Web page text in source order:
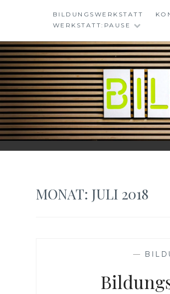
BILDUNGSWERKSTATT
WERKSTATT:PAUSE
MONAT: JULI 2018
—